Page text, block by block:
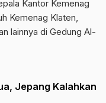
Kantor Kemenag
Kemenag Klaten,
lainnya di Gedung Al-
Jepang Kalahkan